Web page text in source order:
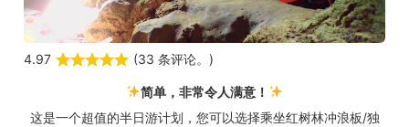
4.97 (33 条评论。 )
简单，非常令人满意！
这是一个超值的半日游计划，您可以选择乘坐红树林冲浪板/独